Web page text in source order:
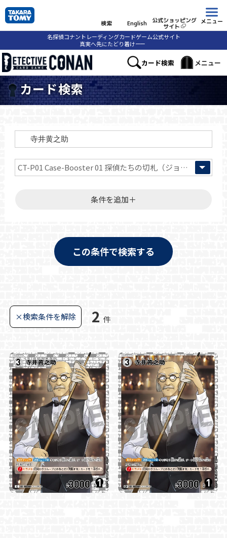
検索 English 公式ショッピング
サイト
メニュー
名探偵コナントレーディングカードゲーム公式サイト
真実へ先にたどり着けーー
カード検索 メニュー
カード検索
条件を追加＋
この条件で検索する
×検索条件を解除 2 件